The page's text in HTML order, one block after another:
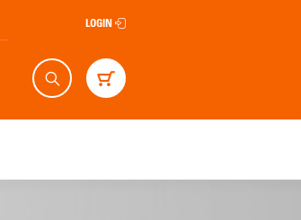
Suche Warenkorb
LOGIN